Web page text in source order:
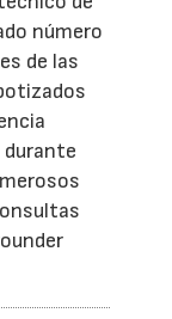
número
de las
durante